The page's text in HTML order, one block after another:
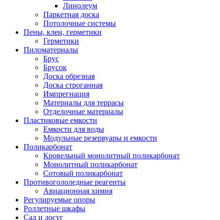
Линолеум
Паркетная доска
Потолочные системы
Пены, клеи, герметики
Герметики
Пиломатериалы
Брус
Брусок
Доска обрезная
Доска строганная
Импрегнация
Материалы для террасы
Отделочные материалы
Пластиковые емкости
Емкости для воды
Модульные резервуары и емкости
Поликарбонат
Кровельный монолитный поликарбонат
Монолитный поликарбонат
Сотовый поликарбонат
Противогололедные реагенты
Авиационная химия
Регулируемые опоры
Роллетные шкафы
Сад и досуг